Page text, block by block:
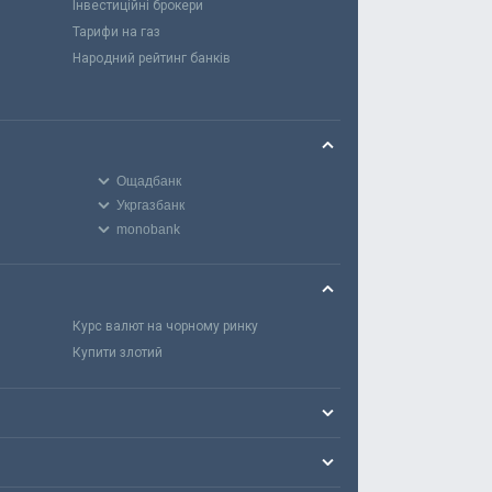
Інвестиційні брокери
Тарифи на газ
Народний рейтинг банків
Ощадбанк
Укргазбанк
monobank
Курс валют на чорному ринку
Купити злотий